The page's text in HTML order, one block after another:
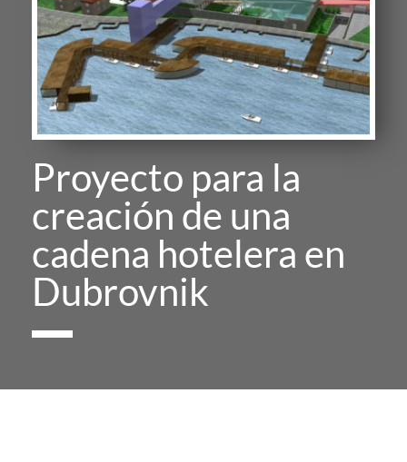
Proyecto para la
creación de una
cadena hotelera en
Dubrovnik